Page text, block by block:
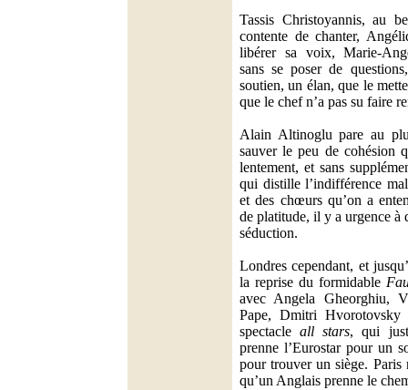
Tassis Christoyannis, au
contente de chanter,
libérer sa voix, Marie-
sans se poser de
soutien, un élan, que le
que le chef n’a pas su faire
Alain Altinoglu pare au
sauver le peu de cohésion
lentement, et sans
qui distille l’indifférence
et des chœurs qu’on a
de platitude, il y a urgence à
séduction.
Londres cependant, et
la reprise du formidable
avec Angela Gheorghiu,
Pape, Dmitri
spectacleall stars, qui
prenne l’Eurostar pour un
pour trouver un siège. Paris
qu’un Anglais prenne le